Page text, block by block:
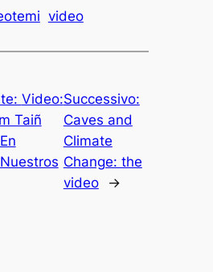
video
Video:
Taiñ
Successivo:
Caves and
Climate
Change: the
video
→